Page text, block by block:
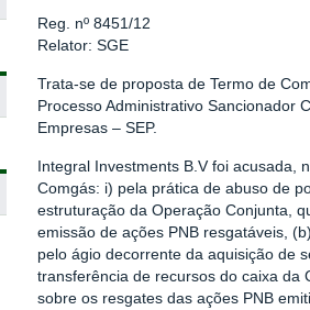
Reg. nº 8451/12
Relator: SGE
Trata-se de proposta de Termo de
Processo Administrativo Sancionador
Empresas – SEP.
Integral Investments B.V foi acusada,
Comgás: i) pela prática de abuso de
estruturação da Operação Conjunta,
emissão de ações PNB resgatáveis,
pelo ágio decorrente da aquisição de
transferência de recursos do caixa da
sobre os resgates das ações PNB